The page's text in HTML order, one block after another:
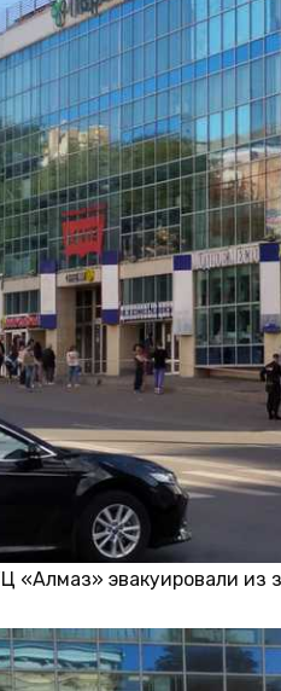
«Алмаз» эвакуировали из